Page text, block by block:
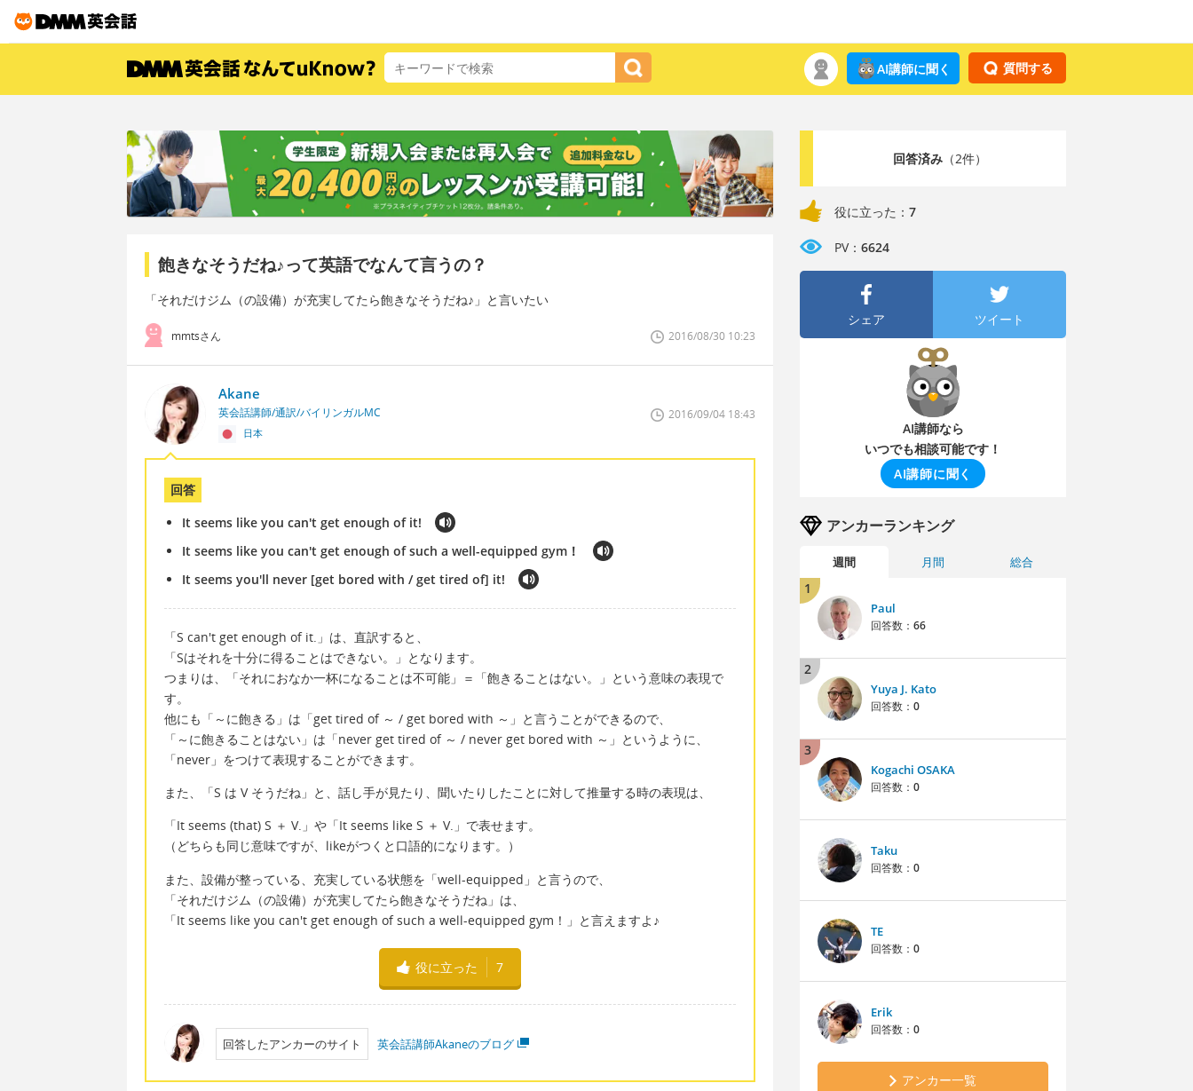
質問する
AI講師に聞く
飽きなそうだね♪って英語でなんて言うの？
「それだけジム（の設備）が充実してたら飽きなそうだね♪」と言いたい
mmtsさん 2016/08/30 10:23
Akane
英会話講師/通訳/バイリンガルMC
日本
2016/09/04 18:43
回答
It seems like you can't get enough of it!
It seems like you can't get enough of such a well-equipped gym！
It seems you'll never [get bored with / get tired of] it!
「S can't get enough of it.」は、直訳すると、
「Sはそれを十分に得ることはできない。」となります。
つまりは、「それにおなか一杯になることは不可能」＝「飽きることはない。」という意味の表現で
す。
他にも「～に飽きる」は「get tired of ～ / get bored with ～」と言うことができるので、
「～に飽きることはない」は「never get tired of ～ / never get bored with ～」というように、
「never」をつけて表現することができます。
また、「S は V そうだね」と、話し手が見たり、聞いたりしたことに対して推量する時の表現は、
「It seems (that) S ＋ V.」や「It seems like S ＋ V.」で表せます。
（どちらも同じ意味ですが、likeがつくと口語的になります。）
また、設備が整っている、充実している状態を「well-equipped」と言うので、
「それだけジム（の設備）が充実してたら飽きなそうだね」は、
「It seems like you can't get enough of such a well-equipped gym！」と言えますよ♪
役に立った 7
回答したアンカーのサイト 英会話講師Akaneのブログ
回答済み（2件）
役に立った： 7
PV： 6624
シェア ツイート
AI講師なら
いつでも相談可能です！
AI講師に聞く
アンカーランキング
週間 月間 総合
1
Paul
回答数： 66
2
Yuya J. Kato
回答数： 0
3
Kogachi OSAKA
回答数： 0
Taku
回答数： 0
TE
回答数： 0
Erik
回答数： 0
アンカー一覧